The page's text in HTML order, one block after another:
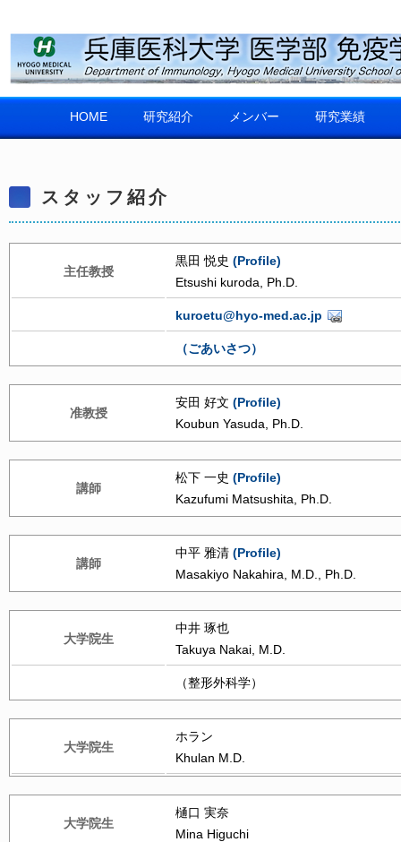
HOME 研究紹介 メンバー 研究業績
スタッフ紹介
主任教授
黒田 悦史 (Profile)
Etsushi kuroda, Ph.D.
kuroetu@hyo-med.ac.jp
（ごあいさつ）
准教授
安田 好文 (Profile)
Koubun Yasuda, Ph.D.
講師
松下 一史 (Profile)
Kazufumi Matsushita, Ph.D.
講師
中平 雅清 (Profile)
Masakiyo Nakahira, M.D., Ph.D.
大学院生
中井 琢也
Takuya Nakai, M.D.
（整形外科学）
大学院生
ホラン
Khulan M.D.
大学院生
樋口 実奈
Mina Higuchi